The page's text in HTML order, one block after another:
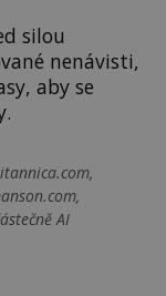
silou
nenávisti,
aby se
AI